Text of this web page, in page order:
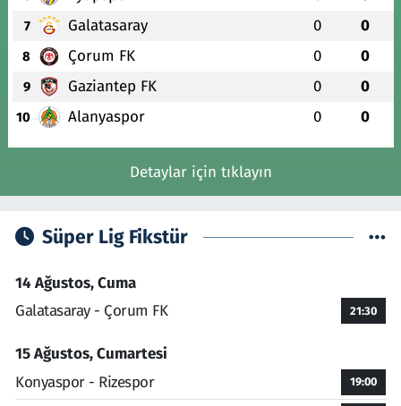
7 Galatasaray 0 0
8 Çorum FK 0 0
9 Gaziantep FK 0 0
10 Alanyaspor 0 0
Detaylar için tıklayın
Süper Lig Fikstür
14 Ağustos, Cuma
Galatasaray - Çorum FK
21:30
15 Ağustos, Cumartesi
Konyaspor - Rizespor
19:00